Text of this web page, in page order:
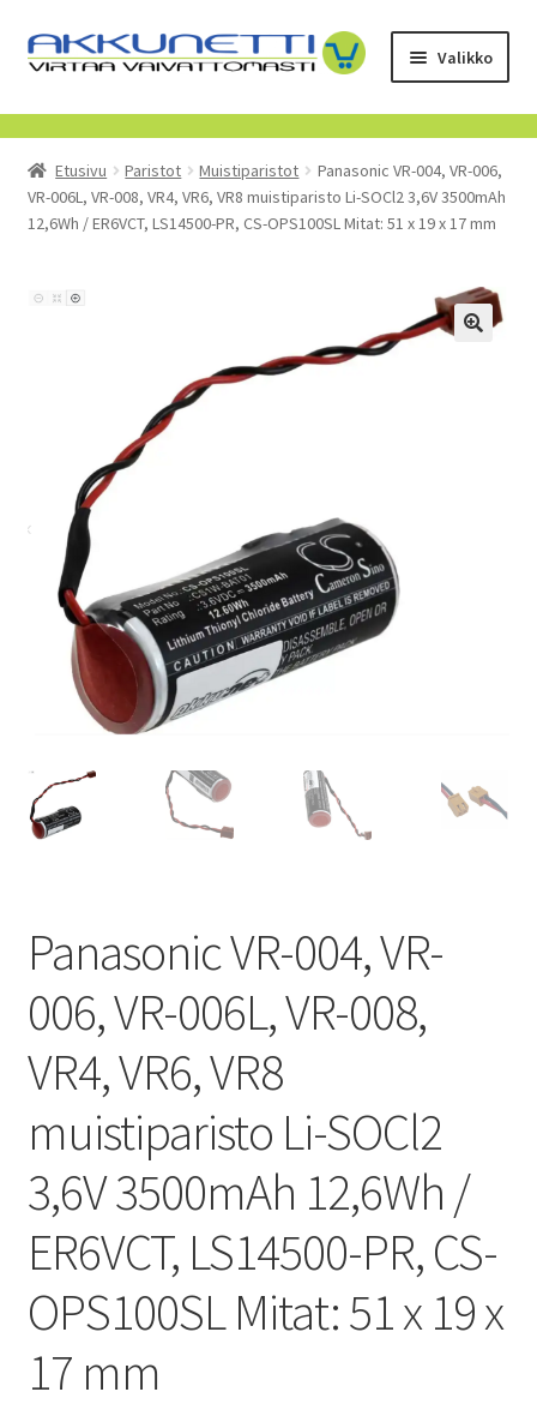
Siirry
navigointiin
Siirry
sisältöön
Valikko
Kauppa
Tietoa meistä
Toimitusehdot
POISTUVAT TUOTTEET
Etusivu Paristot Muistiparistot
Panasonic VR-004, VR-006,
VR-006L, VR-008, VR4, VR6, VR8 muistiparisto Li-SOCl2 3,6V 3500mAh
12,6Wh / ER6VCT, LS14500-PR, CS-OPS100SL Mitat: 51 x 19 x 17 mm
Panasonic VR-004, VR-
006, VR-006L, VR-008,
VR4, VR6, VR8
muistiparisto Li-SOCl2
3,6V 3500mAh 12,6Wh /
ER6VCT, LS14500-PR, CS-
OPS100SL Mitat: 51 x 19 x
17 mm